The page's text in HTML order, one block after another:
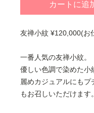
カートに追
友禅小紋 ¥120,000(お
一番人気の友禅小紋。
優しい色調で染めた小
麗めカジュアルにもプ
もお召しいただけます。